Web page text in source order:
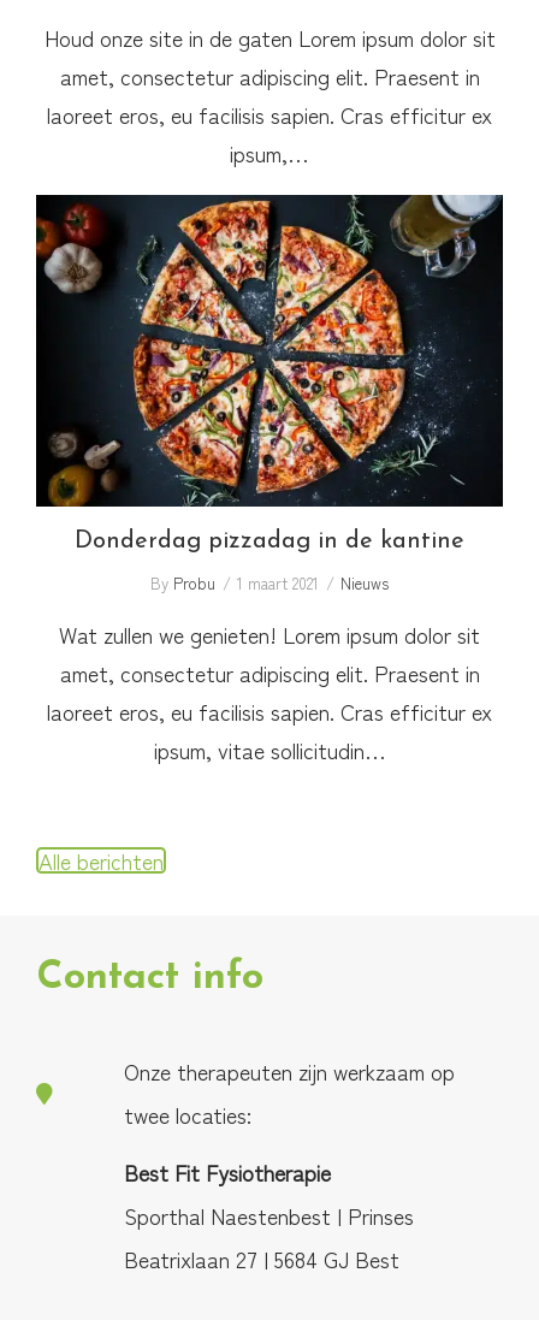
Houd onze site in de gaten Lorem ipsum dolor sit
amet, consectetur adipiscing elit. Praesent in
laoreet eros, eu facilisis sapien. Cras efficitur ex
ipsum,…
Donderdag pizzadag in de kantine
Donderdag pizzadag in de kantine
By Probu 1 maart 2021 Nieuws
Wat zullen we genieten! Lorem ipsum dolor sit
amet, consectetur adipiscing elit. Praesent in
laoreet eros, eu facilisis sapien. Cras efficitur ex
ipsum, vitae sollicitudin…
Alle berichten
Contact info
Onze therapeuten zijn werkzaam op
twee locaties:
Best Fit Fysiotherapie
Sporthal Naestenbest | Prinses
Beatrixlaan 27 | 5684 GJ Best